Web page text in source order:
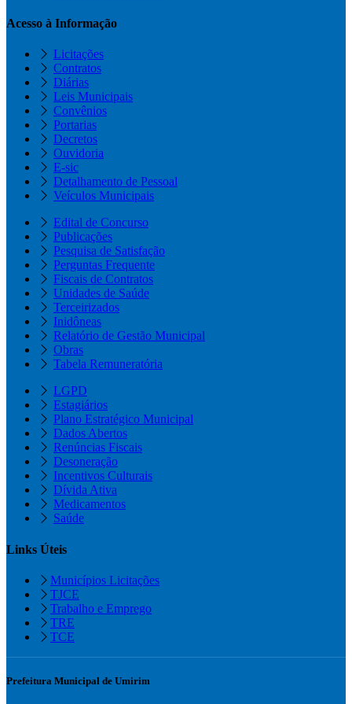
Acesso à Informação
Licitações
Contratos
Diárias
Leis Municipais
Convênios
Portarias
Decretos
Ouvidoria
E-sic
Detalhamento de Pessoal
Veículos Municipais
Edital de Concurso
Publicações
Pesquisa de Satisfação
Perguntas Frequente
Fiscais de Contratos
Unidades de Saúde
Terceirizados
Inidôneas
Relatório de Gestão Municipal
Obras
Tabela Remuneratória
LGPD
Estagiários
Plano Estratégico Municipal
Dados Abertos
Renúncias Fiscais
Desoneração
Incentivos Culturais
Dívida Ativa
Medicamentos
Saúde
Links Úteis
Municípios Licitações
TJCE
Trabalho e Emprego
TRE
TCE
Prefeitura Municipal de Umirim